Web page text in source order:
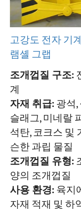
고강도 전자 기
램셸 그랩
조개껍질 구조:
계
자재 취급:광석
슬래그, 미네랄
석탄, 코크스 및
슨한 과립 물질
조개껍질 유형:
양의 조개껍질
사용 환경:육지
자재 적재 및 하